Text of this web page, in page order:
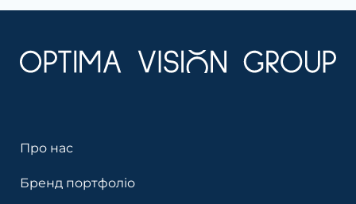
Про нас
Бренд портфоліо